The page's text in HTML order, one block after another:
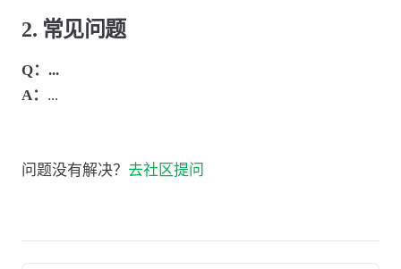
2. 常见问题
Q：...
A： ...
问题没有解决？ 去社区提问